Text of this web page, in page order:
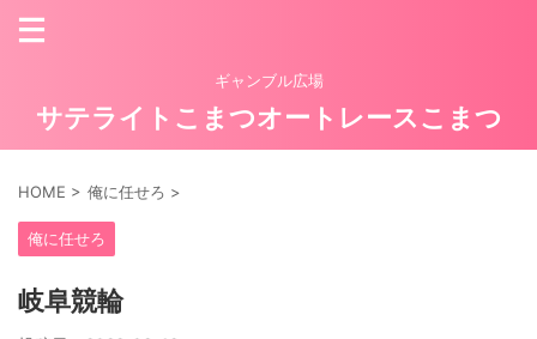
ギャンブル広場
サテライトこまつオートレースこまつ
HOME > 俺に任せろ >
俺に任せろ
岐阜競輪